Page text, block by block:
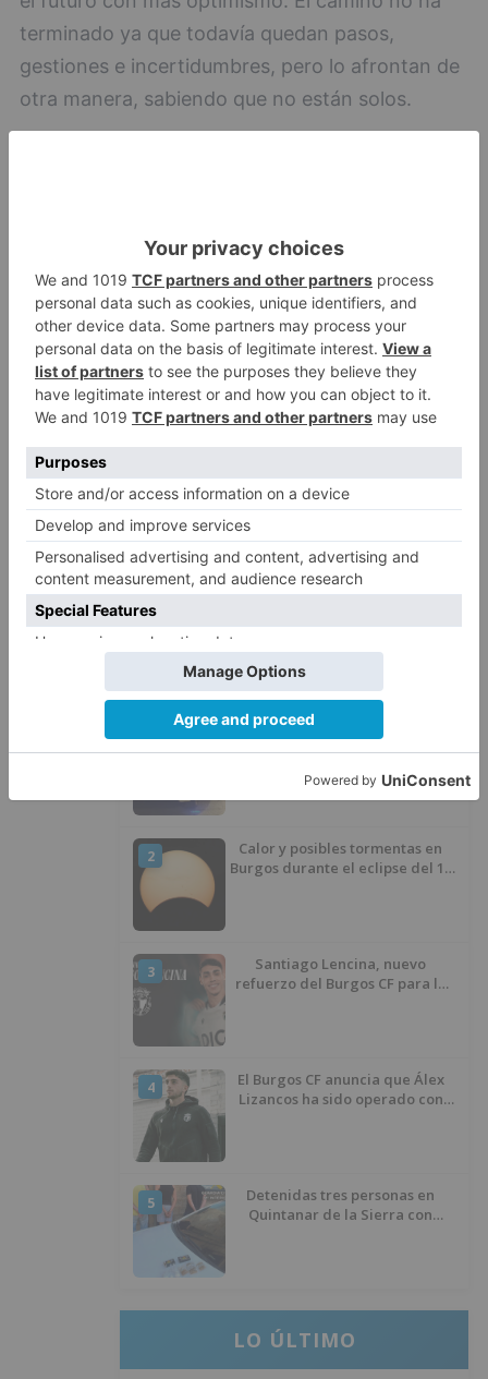
terminado ya que todavía quedan pasos,
gestiones e incertidumbres, pero lo afrontan de
otra manera, sabiendo que no están solos.
La campaña se ha cerrado de forma anticipada
sin agotar los 40 días previstos, ya que el
objetivo inicialmente marcado se ha conseguido.
libreria santiago
LO + VISTO
1
Detienen a un joven de 27 años
por el robo de cableado y por
atentado contra los agentes
2
Calor y posibles tormentas en
Burgos durante el eclipse del 12
3
Santiago Lencina, nuevo
refuerzo del Burgos CF para la
4
El Burgos CF anuncia que Álex
Lizancos ha sido operado con
5
Detenidas tres personas en
Quintanar de la Sierra con
LO ÚLTIMO